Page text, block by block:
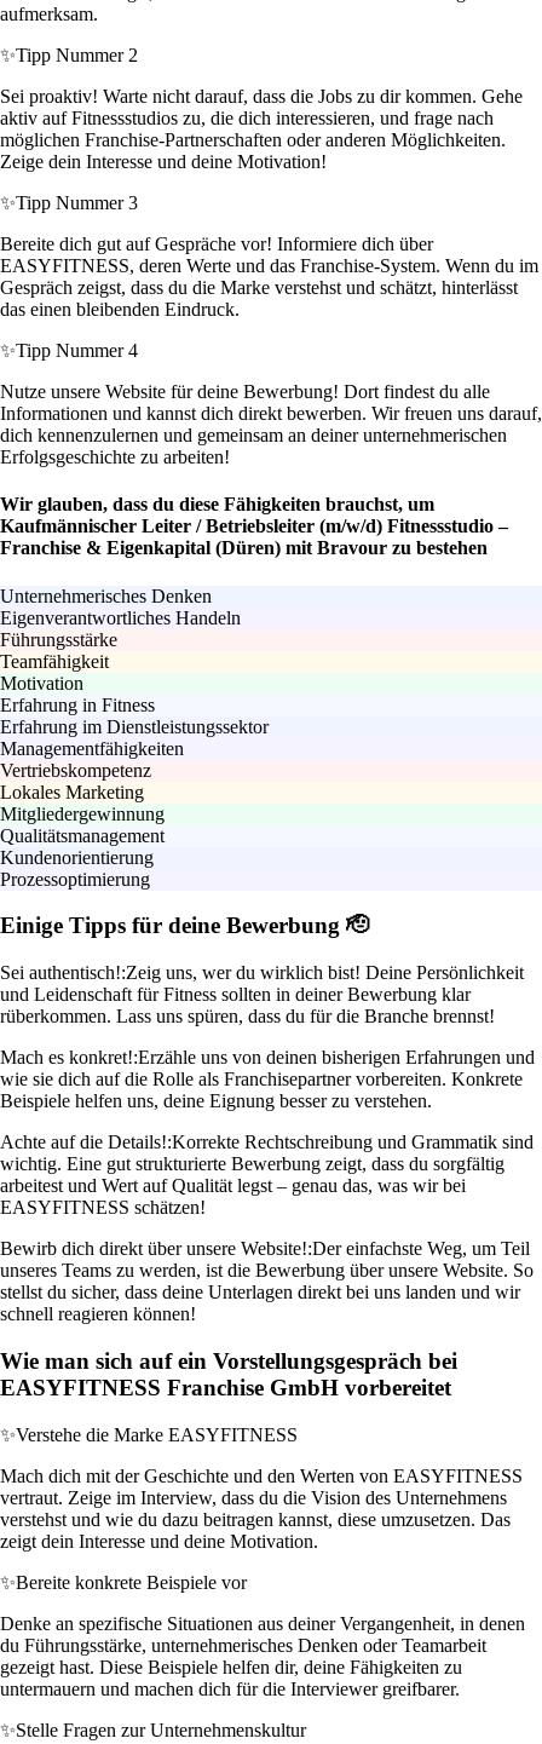
aufmerksam.
✨Tipp Nummer 2
Sei proaktiv! Warte nicht darauf, dass die Jobs zu dir kommen. Gehe
aktiv auf Fitnessstudios zu, die dich interessieren, und frage nach
möglichen Franchise-Partnerschaften oder anderen Möglichkeiten.
Zeige dein Interesse und deine Motivation!
✨Tipp Nummer 3
Bereite dich gut auf Gespräche vor! Informiere dich über
EASYFITNESS, deren Werte und das Franchise-System. Wenn du im
Gespräch zeigst, dass du die Marke verstehst und schätzt, hinterlässt
das einen bleibenden Eindruck.
✨Tipp Nummer 4
Nutze unsere Website für deine Bewerbung! Dort findest du alle
Informationen und kannst dich direkt bewerben. Wir freuen uns darauf,
dich kennenzulernen und gemeinsam an deiner unternehmerischen
Erfolgsgeschichte zu arbeiten!
Wir glauben, dass du diese Fähigkeiten brauchst, um
Kaufmännischer Leiter / Betriebsleiter (m/w/d) Fitnessstudio –
Franchise & Eigenkapital (Düren) mit Bravour zu bestehen
Unternehmerisches Denken
Eigenverantwortliches Handeln
Führungsstärke
Teamfähigkeit
Motivation
Erfahrung in Fitness
Erfahrung im Dienstleistungssektor
Managementfähigkeiten
Vertriebskompetenz
Lokales Marketing
Mitgliedergewinnung
Qualitätsmanagement
Kundenorientierung
Prozessoptimierung
Einige Tipps für deine Bewerbung 🫡
Sei authentisch!:Zeig uns, wer du wirklich bist! Deine Persönlichkeit
und Leidenschaft für Fitness sollten in deiner Bewerbung klar
rüberkommen. Lass uns spüren, dass du für die Branche brennst!
Mach es konkret!:Erzähle uns von deinen bisherigen Erfahrungen und
wie sie dich auf die Rolle als Franchisepartner vorbereiten. Konkrete
Beispiele helfen uns, deine Eignung besser zu verstehen.
Achte auf die Details!:Korrekte Rechtschreibung und Grammatik sind
wichtig. Eine gut strukturierte Bewerbung zeigt, dass du sorgfältig
arbeitest und Wert auf Qualität legst – genau das, was wir bei
EASYFITNESS schätzen!
Bewirb dich direkt über unsere Website!:Der einfachste Weg, um Teil
unseres Teams zu werden, ist die Bewerbung über unsere Website. So
stellst du sicher, dass deine Unterlagen direkt bei uns landen und wir
schnell reagieren können!
Wie man sich auf ein Vorstellungsgespräch bei
EASYFITNESS Franchise GmbH vorbereitet
✨Verstehe die Marke EASYFITNESS
Mach dich mit der Geschichte und den Werten von EASYFITNESS
vertraut. Zeige im Interview, dass du die Vision des Unternehmens
verstehst und wie du dazu beitragen kannst, diese umzusetzen. Das
zeigt dein Interesse und deine Motivation.
✨Bereite konkrete Beispiele vor
Denke an spezifische Situationen aus deiner Vergangenheit, in denen
du Führungsstärke, unternehmerisches Denken oder Teamarbeit
gezeigt hast. Diese Beispiele helfen dir, deine Fähigkeiten zu
untermauern und machen dich für die Interviewer greifbarer.
✨Stelle Fragen zur Unternehmenskultur